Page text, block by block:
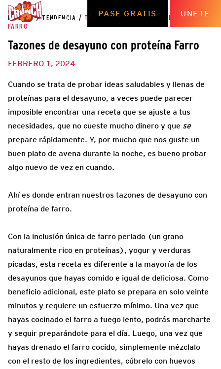
PASE GRATIS UNETE
EL BLOG / TENDENCIA / TAZONES DE DESAYUNO CON PROTEÍNA
FARRO
Tazones de desayuno con proteína Farro
FEBRERO 1, 2024
Cuando se trata de probar ideas saludables y llenas de
proteínas para el desayuno, a veces puede parecer
imposible encontrar una receta que se ajuste a tus
necesidades, que no cueste mucho dinero y que se
prepare rápidamente. Y, por mucho que nos guste un
buen plato de avena durante la noche, es bueno probar
algo nuevo de vez en cuando.
Ahí es donde entran nuestros tazones de desayuno con
proteína de farro.
Con la inclusión única de farro perlado (un grano
naturalmente rico en proteínas), yogur y verduras
picadas, esta receta es diferente a la mayoría de los
desayunos que hayas comido e igual de deliciosa. Como
beneficio adicional, este plato se prepara en solo veinte
minutos y requiere un esfuerzo mínimo. Una vez que
hayas cocinado el farro a fuego lento, podrás marcharte
y seguir preparándote para el día. Luego, una vez que
hayas drenado el farro cocido, simplemente mézclalo
con el resto de los ingredientes, cúbrelo con huevos